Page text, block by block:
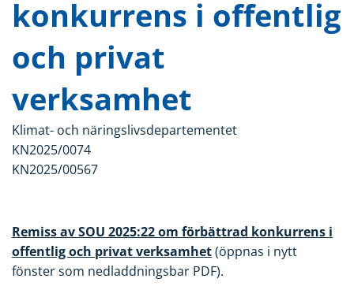
konkurrens i offentlig
och privat
verksamhet
Klimat- och näringslivsdepartementet
KN2025/0074
KN2025/00567
Remiss av SOU 2025:22 om förbättrad konkurrens i
offentlig och privat verksamhet(öppnas i nytt
fönster som nedladdningsbar PDF).